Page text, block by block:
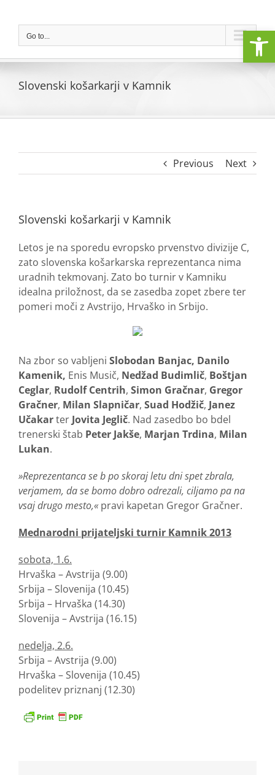
contentGo to...
Slovenski košarkarji v Kamnik
Previous Next
Slovenski košarkarji v Kamnik
Letos je na sporedu evropsko prvenstvo divizije C,
zato slovenska košarkarska reprezentanca nima
uradnih tekmovanj. Zato bo turnir v Kamniku
idealna priložnost, da se zasedba zopet zbere ter
pomeri moči z Avstrijo, Hrvaško in Srbijo.
Na zbor so vabljeni Slobodan Banjac, Danilo
Kamenik, Enis Musič, Nedžad Budimlič, Boštjan
Ceglar, Rudolf Centrih, Simon Gračnar, Gregor
Gračner, Milan Slapničar, Suad Hodžič, Janez
Učakarter Jovita Jeglič. Nad zasedbo bo bdel
trenerski štab Peter Jakše, Marjan Trdina, Milan
Lukan.
»Reprezentanca se b po skoraj letu dni spet zbrala,
verjamem, da se bomo dobro odrezali, ciljamo pa na
vsaj drugo mesto,« pravi kapetan Gregor Gračner.
Mednarodni prijateljski turnir Kamnik 2013
sobota, 1.6.
Hrvaška – Avstrija (9.00)
Srbija – Slovenija (10.45)
Srbija – Hrvaška (14.30)
Slovenija – Avstrija (16.15)
nedelja, 2.6.
Srbija – Avstrija (9.00)
Hrvaška – Slovenija (10.45)
podelitev priznanj (12.30)